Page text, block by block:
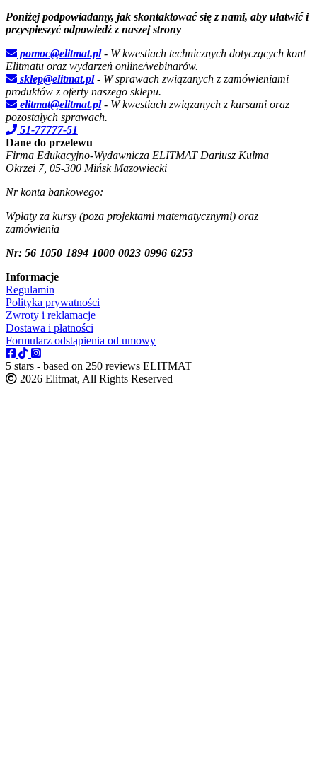
Poniżej podpowiadamy, jak skontaktować się z nami, aby ułatwić i
przyspieszyć odpowiedź z naszej strony
pomoc@elitmat.pl - W kwestiach technicznych dotyczących kont
Elitmatu oraz wydarzeń online/webinarów.
sklep@elitmat.pl - W sprawach związanych z zamówieniami
produktów z oferty naszego sklepu.
elitmat@elitmat.pl - W kwestiach związanych z kursami oraz
pozostałych sprawach.
51-77777-51
Dane do przelewu
Firma Edukacyjno-Wydawnicza ELITMAT Dariusz Kulma
Okrzei 7, 05-300 Mińsk Mazowiecki
Nr konta bankowego:
Wpłaty za kursy (poza projektami matematycznymi) oraz
zamówienia
Nr: 56 1050 1894 1000 0023 0996 6253
Informacje
Regulamin
Polityka prywatności
Zwroty i reklamacje
Dostawa i płatności
Formularz odstąpienia od umowy
5 stars - based on 250 reviews ELITMAT
2026 Elitmat, All Rights Reserved